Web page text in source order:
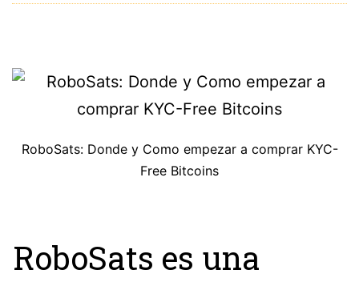
RoboSats: Donde y Como empezar a comprar KYC-
Free Bitcoins
RoboSats es una